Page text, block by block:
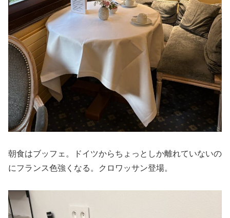
朝食はブッフェ。ドイツからちょっとしか離れていないの
にフランス色強くなる。クロワッサン登場。